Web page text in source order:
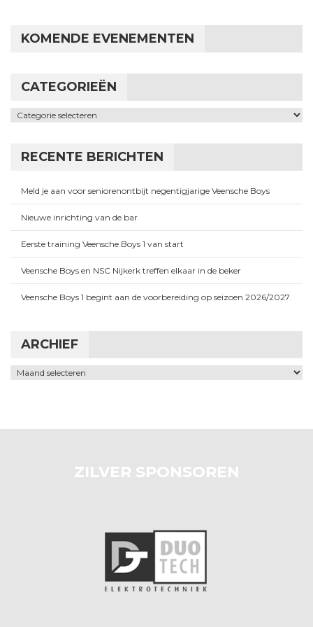
KOMENDE EVENEMENTEN
CATEGORIEËN
Categorieën
RECENTE BERICHTEN
Meld je aan voor seniorenontbijt negentigjarige Veensche Boys
Nieuwe inrichting van de bar
Eerste training Veensche Boys 1 van start
Veensche Boys en NSC Nijkerk treffen elkaar in de beker
Veensche Boys 1 begint aan de voorbereiding op seizoen 2026/2027
ARCHIEF
Archief
ZILVER SPONSOREN